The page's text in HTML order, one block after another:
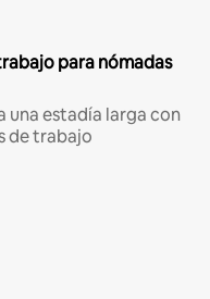
para nómadas
una estadía larga con
de trabajo